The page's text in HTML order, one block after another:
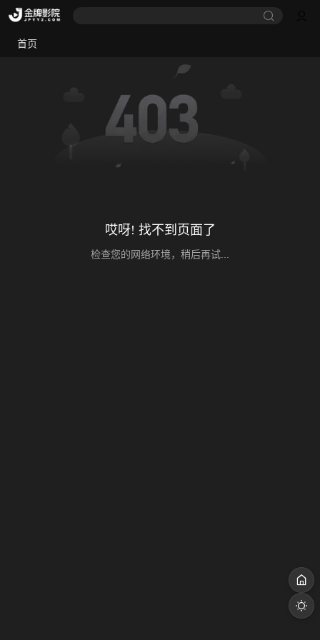
首页
哎呀! 找不到页面了
检查您的网络环境，稍后再试...